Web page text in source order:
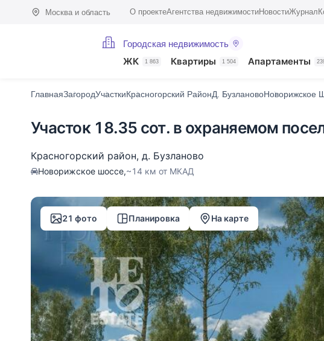
Москва и область О проектеАгентства недвижимостиНовостиЖурнал
Городская недвижимость
ЖК 1 863 Квартиры 1 504 Апартаменты
ГлавнаяЗагородУчасткиКрасногорский РайонД. БузлановоНоворижское
Участок 18.35 сот. в охраняемом
Красногорский район, д. Бузланово
Новорижское шоссе,~14 км от МКАД
21 фото Планировка На карте
ХарактеристикиОписаниеНа карте